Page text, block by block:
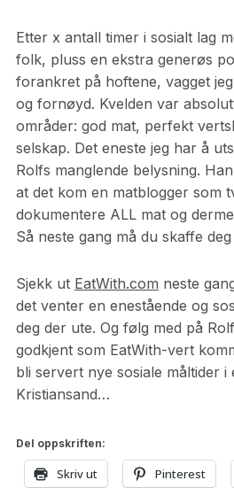
Etter x antall timer i sosialt lag
folk, pluss en ekstra generøs
forankret på hoftene, vagget
og fornøyd. Kvelden var
områder: god mat, perfekt
selskap. Det eneste jeg har å
Rolfs manglende belysning.
at det kom en matblogger som
dokumentere ALL mat og
Så neste gang må du skaffe
Sjekk ut EatWith.com neste
det venter en enestående og
deg der ute. Og følg med på
godkjent som EatWith-vert
bli servert nye sosiale måltider i
Kristiansand…
Del oppskriften:
Skriv ut Pinterest